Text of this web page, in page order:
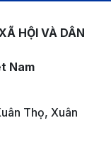
HỘI VÀ DÂN
Nam
Thọ, Xuân